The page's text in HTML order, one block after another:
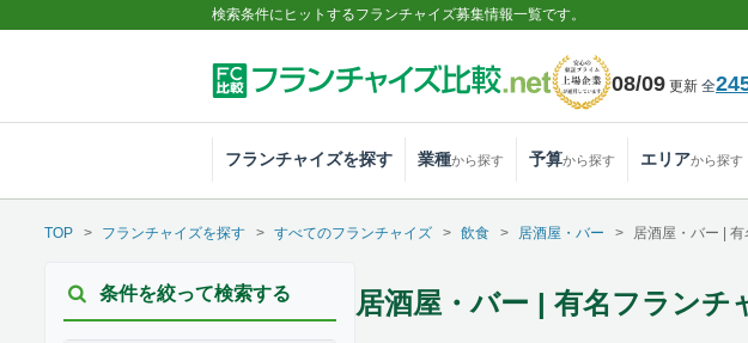
検索条件にヒットするフランチャイズ募集情報一覧です。
08/09 更新 全
フランチャイズを探す 業種から探す 予算から探す エリアから探す
TOP フランチャイズを探す すべてのフランチャイズ 飲食 居酒屋・バー 居酒屋・バー |
条件を絞って検索する 居酒屋・バー | 有名フランチ